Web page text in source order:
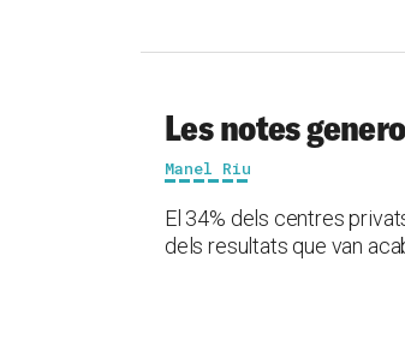
Les notes
Manel Riu
El 34% dels centres
dels resultats que van